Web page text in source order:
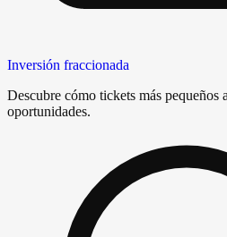
Inversión fraccionada
Descubre cómo tickets más pequeños
oportunidades.